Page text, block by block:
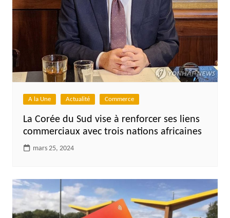
A la Une Actualité Commerce
La Corée du Sud vise à renforcer ses liens
commerciaux avec trois nations africaines
mars 25, 2024